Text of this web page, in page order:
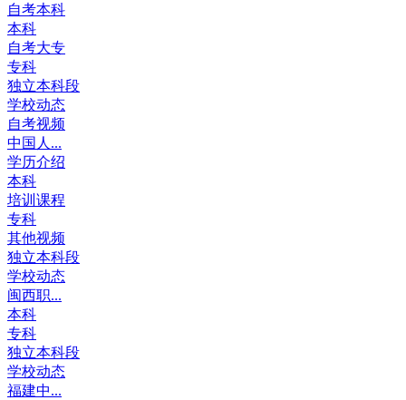
自考本科
本科
自考大专
专科
独立本科段
学校动态
自考视频
中国人...
学历介绍
本科
培训课程
专科
其他视频
独立本科段
学校动态
闽西职...
本科
专科
独立本科段
学校动态
福建中...